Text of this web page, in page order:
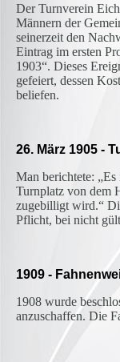
Der Turnverein
Männern der
seinerzeit den
Eintrag im ersten
1903“. Dieses
gefeiert, dessen
beliefen.
26. März 1905 -
Man berichtete: „Es
Turnplatz von dem
zugebilligt wird.“
Pflicht, bei nicht
1909 -
1908 wurde
anzuschaffen. Die